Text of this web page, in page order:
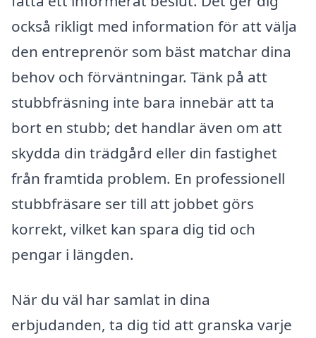
också rikligt med information för att välja
den entreprenör som bäst matchar dina
behov och förväntningar. Tänk på att
stubbfräsning inte bara innebär att ta
bort en stubb; det handlar även om att
skydda din trädgård eller din fastighet
från framtida problem. En professionell
stubbfräsare ser till att jobbet görs
korrekt, vilket kan spara dig tid och
pengar i längden.
När du väl har samlat in dina
erbjudanden, ta dig tid att granska varje